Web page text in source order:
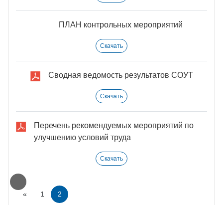
ПЛАН контрольных мероприятий
Скачать
Cводная ведомость результатов СОУТ
Скачать
Перечень рекомендуемых мероприятий по
улучшению условий труда
Скачать
« 1 2